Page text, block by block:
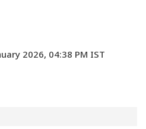
2026, 04:38 PM IST